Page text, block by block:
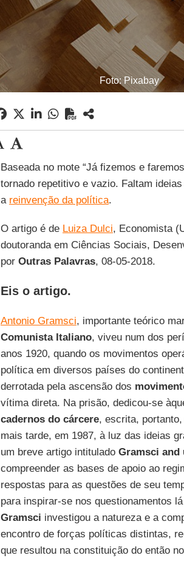
Foto: Pixabay
Baseada no mote “Já fizemos e
tornado repetitivo e vazio. Faltam
a reinvenção da política.
O artigo é de Luiza Dulci, Economista
doutoranda em Ciências Sociais,
por Outras Palavras, 08-05-2018.
Eis o artigo.
Antonio Gramsci, importante teórico
Comunista Italiano, viveu num dos
anos 1920, quando os movimentos
política em diversos países do
derrotada pela ascensão dos
vítima direta. Na prisão, dedicou-se
cadernos do cárcere, escrita,
mais tarde, em 1987, à luz das ideias
um breve artigo intitulado Gramsci and
compreender as bases de apoio ao
respostas para as questões de seu
para inspirar-se nos questionamentos
Gramsci investigou a natureza e a
encontro de forças políticas distintas,
que resultou na constituição do então